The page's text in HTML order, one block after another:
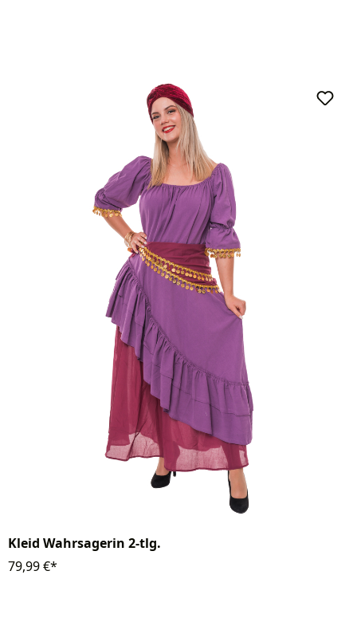
Kleid Wahrsagerin 2-tlg.
79,99 €*